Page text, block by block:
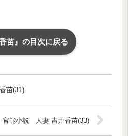
苗』の目次に戻る
苗(31)
官能小説 人妻 吉井香苗(33)